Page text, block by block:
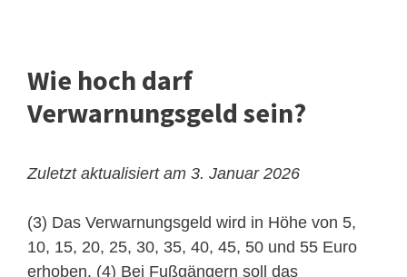
Wie hoch darf
Verwarnungsgeld sein?
Zuletzt aktualisiert am 3. Januar 2026
(3) Das Verwarnungsgeld wird in Höhe von 5,
10, 15, 20, 25, 30, 35, 40, 45, 50 und 55 Euro
erhoben. (4) Bei Fußgängern soll das